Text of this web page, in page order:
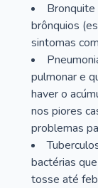
Bronquite
brônquios
sintomas
pulmonar e
haver o
nos piores
problemas
bactérias
tosse até